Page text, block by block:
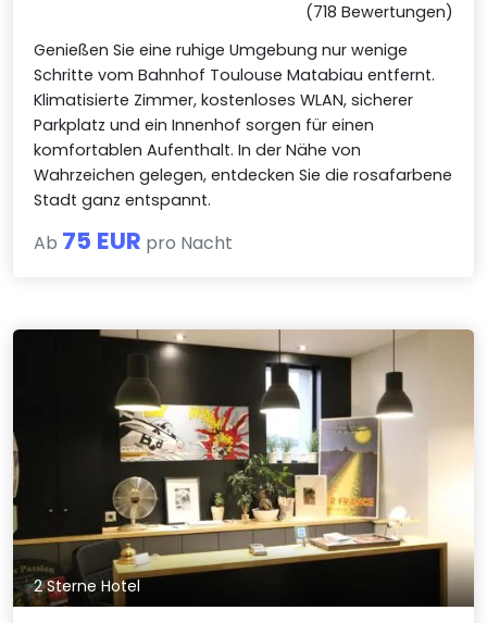
(718 Bewertungen)
Genießen Sie eine ruhige Umgebung nur wenige
Schritte vom Bahnhof Toulouse Matabiau entfernt.
Klimatisierte Zimmer, kostenloses WLAN, sicherer
Parkplatz und ein Innenhof sorgen für einen
komfortablen Aufenthalt. In der Nähe von
Wahrzeichen gelegen, entdecken Sie die rosafarbene
Stadt ganz entspannt.
Ab 75 EUR pro Nacht
2 Sterne Hotel